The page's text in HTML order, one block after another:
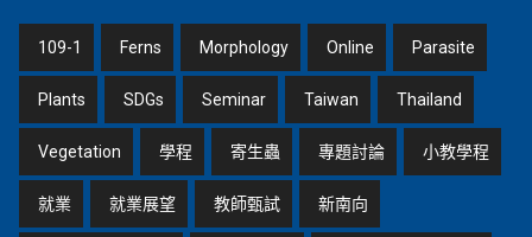
109-1 Ferns Morphology Online Parasite
Plants SDGs Seminar Taiwan Thailand
Vegetation 學程 寄生蟲 專題討論 小教學程
就業 就業展望 教師甄試 新南向